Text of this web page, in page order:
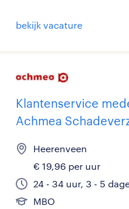
bekijk vacature
Klantenservice
Achmea
Heerenveen
€ 19,96 per uur
24 - 34 uur, 3 - 5
MBO